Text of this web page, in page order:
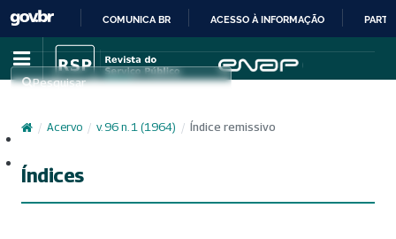
IR
PARA
CONTEÚDO
COMUNICA BR ACESSO À INFORMAÇÃO
Pesquisar
Acesso
/ Acervo / v. 96 n. 1 (1964) / Índice remissivo
Índices